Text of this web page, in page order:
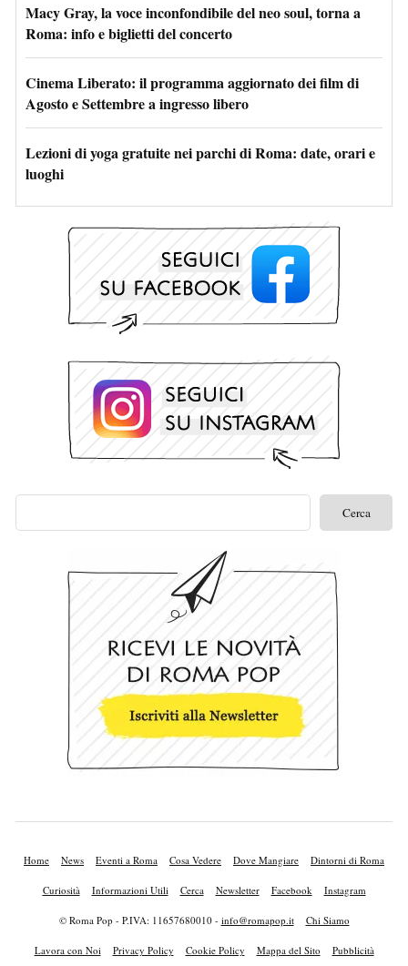
Macy Gray, la voce inconfondibile del neo soul, torna a
Roma: info e biglietti del concerto
Cinema Liberato: il programma aggiornato dei film di
Agosto e Settembre a ingresso libero
Lezioni di yoga gratuite nei parchi di Roma: date, orari e
luoghi
Home News Eventi a Roma Cosa Vedere Dove Mangiare Dintorni di Roma
Curiosità Informazioni Utili Cerca Newsletter Facebook Instagram
© Roma Pop - P.IVA: 11657680010 - info@romapop.it Chi Siamo
Lavora con Noi Privacy Policy Cookie Policy Mappa del Sito Pubblicità